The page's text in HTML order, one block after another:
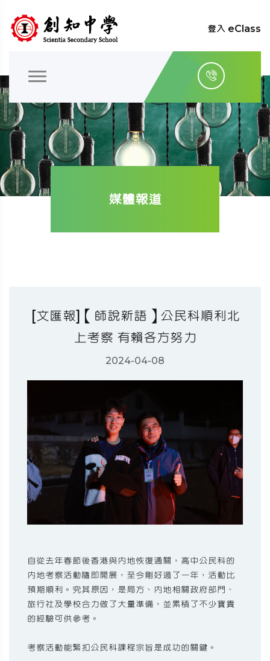
登入 eClass
媒體報道
[文匯報]【師說新語】公民科順利北
上考察 有賴各方努力
2024-04-08
自從去年春節後香港與內地恢復通關，高中公民科的
內地考察活動隨即開展，至今剛好過了一年，活動比
預期順利。究其原因，是局方、內地相關政府部門、
旅行社及學校合力做了大量準備，並累積了不少寶貴
的經驗可供參考。
考察活動能緊扣公民科課程宗旨是成功的關鍵。